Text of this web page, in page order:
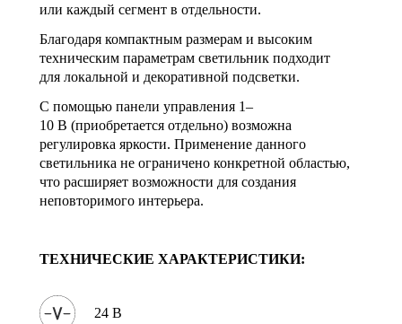
или каждый сегмент в отдельности.
Благодаря компактным размерам и высоким
техническим параметрам светильник подходит
для локальной и декоративной подсветки.
С помощью панели управления 1–
10 В (приобретается отдельно) возможна
регулировка яркости. Применение данного
светильника не ограничено конкретной областью,
что расширяет возможности для создания
неповторимого интерьера.
ТЕХНИЧЕСКИЕ ХАРАКТЕРИСТИКИ:
24 В